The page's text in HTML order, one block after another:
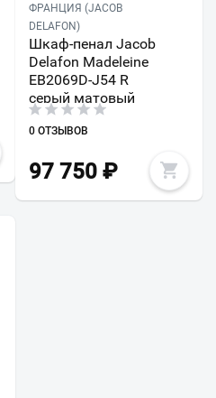
ФРАНЦИЯ (JACOB
DELAFON)
Шкаф-пенал Jacob
Delafon Madeleine
EB2069D-J54 R
серый матовый
0 ОТЗЫВОВ
97 750₽